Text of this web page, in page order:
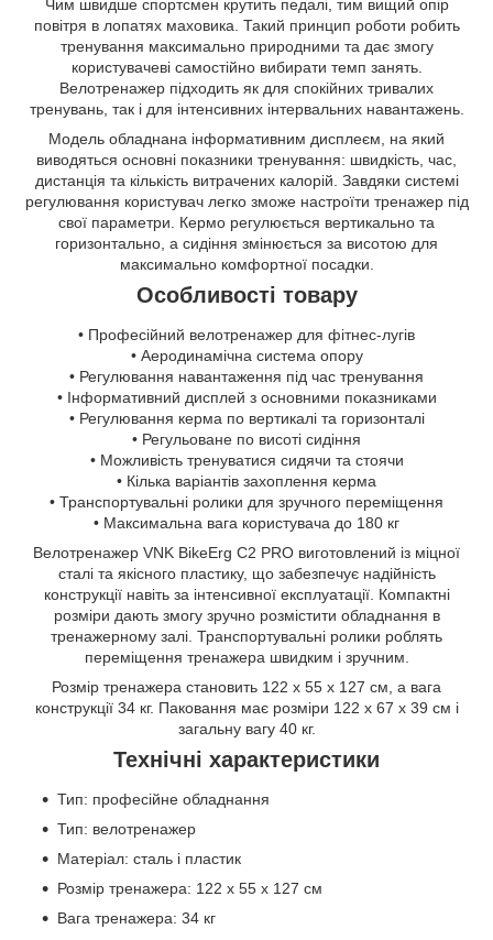
Чим швидше спортсмен крутить педалі, тим вищий опір
повітря в лопатях маховика. Такий принцип роботи робить
тренування максимально природними та дає змогу
користувачеві самостійно вибирати темп занять.
Велотренажер підходить як для спокійних тривалих
тренувань, так і для інтенсивних інтервальних навантажень.
Модель обладнана інформативним дисплеєм, на який
виводяться основні показники тренування: швидкість, час,
дистанція та кількість витрачених калорій. Завдяки системі
регулювання користувач легко зможе настроїти тренажер під
свої параметри. Кермо регулюється вертикально та
горизонтально, а сидіння змінюється за висотою для
максимально комфортної посадки.
Особливості товару
• Професійний велотренажер для фітнес-лугів
• Аеродинамічна система опору
• Регулювання навантаження під час тренування
• Інформативний дисплей з основними показниками
• Регулювання керма по вертикалі та горизонталі
• Регульоване по висоті сидіння
• Можливість тренуватися сидячи та стоячи
• Кілька варіантів захоплення керма
• Транспортувальні ролики для зручного переміщення
• Максимальна вага користувача до 180 кг
Велотренажер VNK BikeErg C2 PRO виготовлений із міцної
сталі та якісного пластику, що забезпечує надійність
конструкції навіть за інтенсивної експлуатації. Компактні
розміри дають змогу зручно розмістити обладнання в
тренажерному залі. Транспортувальні ролики роблять
переміщення тренажера швидким і зручним.
Розмір тренажера становить 122 х 55 х 127 см, а вага
конструкції 34 кг. Паковання має розміри 122 х 67 х 39 см і
загальну вагу 40 кг.
Технічні характеристики
Тип: професійне обладнання
Тип: велотренажер
Матеріал: сталь і пластик
Розмір тренажера: 122 х 55 х 127 см
Вага тренажера: 34 кг